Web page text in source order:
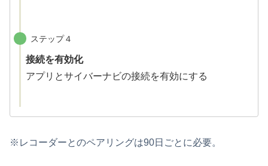
ステップ４
接続を有効化
アプリとサイバーナビの接続を有効にする
※レコーダーとのペアリングは90日ごとに必要。